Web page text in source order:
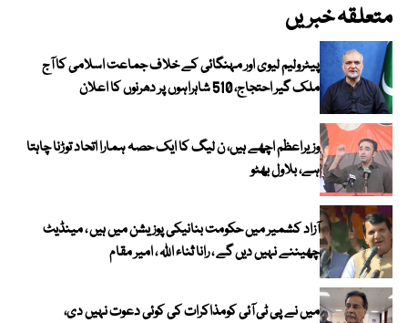
متعلقہ خبریں
پیٹرولیم لیوی اور مہنگائی کے خلاف جماعت اسلامی کا آج
ملک گیر احتجاج، 510 شاہراہوں پر دھرنوں کا اعلان
وزیراعظم اچھے ہیں، ن لیگ کا ایک حصہ ہمارا اتحاد توڑنا چاہتا
ہے، بلاول بھٹو
آزاد کشمیر میں حکومت بنانیکی پوزیشن میں ہیں ، مینڈیٹ
چھیننے نہیں دیں گے ، رانا ثناء اللہ ، امیر مقام
میں نے پی ٹی آئی کومذاکرات کی کوئی دعوت نہیں دی،